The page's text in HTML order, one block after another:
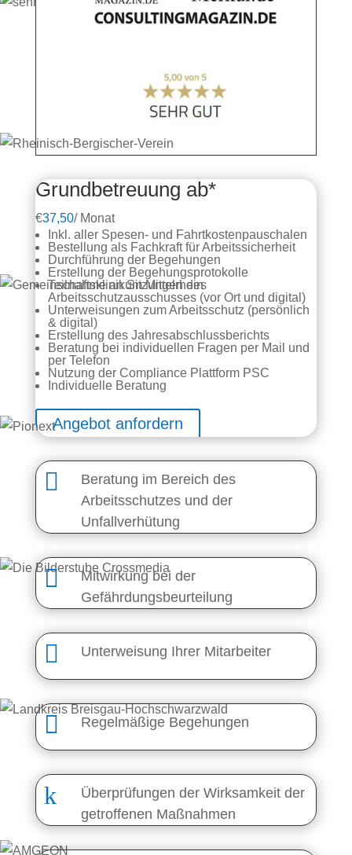
Grundbetreuung ab*
€37,50/Monat
Inkl. aller Spesen- und Fahrtkostenpauschalen
Bestellung als Fachkraft für Arbeitssicherheit
Durchführung der Begehungen
Erstellung der Begehungsprotokolle
Teilnahme an Sitzungen des
Arbeitsschutzausschusses (vor Ort und digital)
Unterweisungen zum Arbeitsschutz (persönlich
& digital)
Erstellung des Jahresabschlussberichts
Beratung bei individuellen Fragen per Mail und
per Telefon
Nutzung der Compliance Plattform PSC
Individuelle Beratung
Angebot anfordern

Beratung im Bereich des
Arbeitsschutzes und der
Unfallverhütung

Mitwirkung bei der
Gefährdungsbeurteilung
 Unterweisung Ihrer Mitarbeiter
 Regelmäßige Begehungen
k
Überprüfungen der Wirksamkeit der
getroffenen Maßnahmen